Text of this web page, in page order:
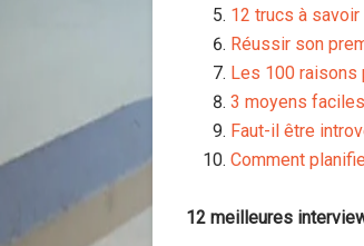
12 trucs à
Réussir son
Les 100 raisons
3 moyens
Faut-il être
Comment
12 meilleures